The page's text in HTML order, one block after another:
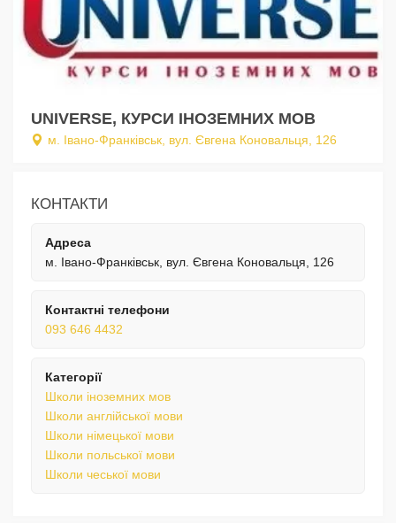
UNIVERSE, КУРСИ ІНОЗЕМНИХ МОВ
м. Івано-Франківськ, вул. Євгена Коновальця, 126
КОНТАКТИ
Адреса
м. Івано-Франківськ, вул. Євгена Коновальця, 126
Контактні телефони
093 646 4432
Категорії
Школи іноземних мов
Школи англійської мови
Школи німецької мови
Школи польської мови
Школи чеської мови